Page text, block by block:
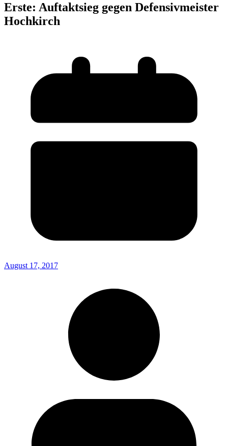
Erste: Auftaktsieg gegen Defensivmeister
Hochkirch
August 17, 2017